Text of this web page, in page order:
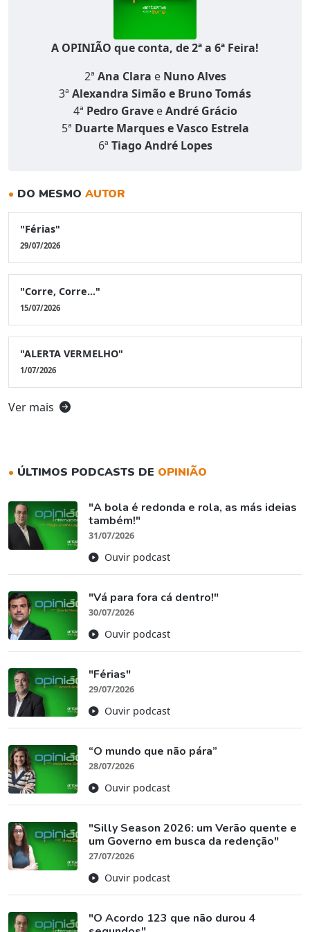
A OPINIÃO que conta, de 2ª a 6ª Feira!
2ª Ana Clara e Nuno Alves
3ª Alexandra Simão e Bruno Tomás
4ª Pedro Grave e André Grácio
5ª Duarte Marques e Vasco Estrela
6ª Tiago André Lopes
• DO MESMO AUTOR
"Férias"
29/07/2026
"Corre, Corre..."
15/07/2026
"ALERTA VERMELHO"
1/07/2026
Ver mais
• ÚLTIMOS PODCASTS DE OPINIÃO
"A bola é redonda e rola, as más ideias
também!"
31/07/2026
Ouvir podcast
"Vá para fora cá dentro!"
30/07/2026
Ouvir podcast
"Férias"
29/07/2026
Ouvir podcast
“O mundo que não pára”
28/07/2026
Ouvir podcast
"Silly Season 2026: um Verão quente e
um Governo em busca da redenção"
27/07/2026
Ouvir podcast
"O Acordo 123 que não durou 4